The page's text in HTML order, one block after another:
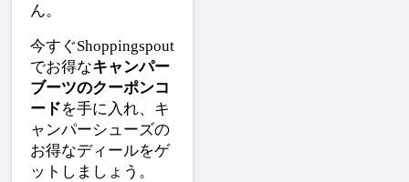
ん。
今すぐShoppingspout
でお得なキャンパー
ブーツのクーポンコ
ードを手に入れ、キ
ャンパーシューズの
お得なディールをゲ
ットしましょう。